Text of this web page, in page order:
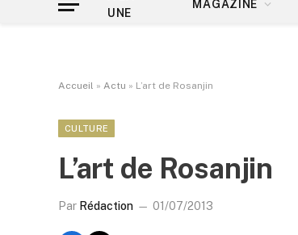
UNE
MAGAZINE
Accueil » Actu » L’art de Rosanjin
CULTURE
L’art de Rosanjin
Par Rédaction 01/07/2013